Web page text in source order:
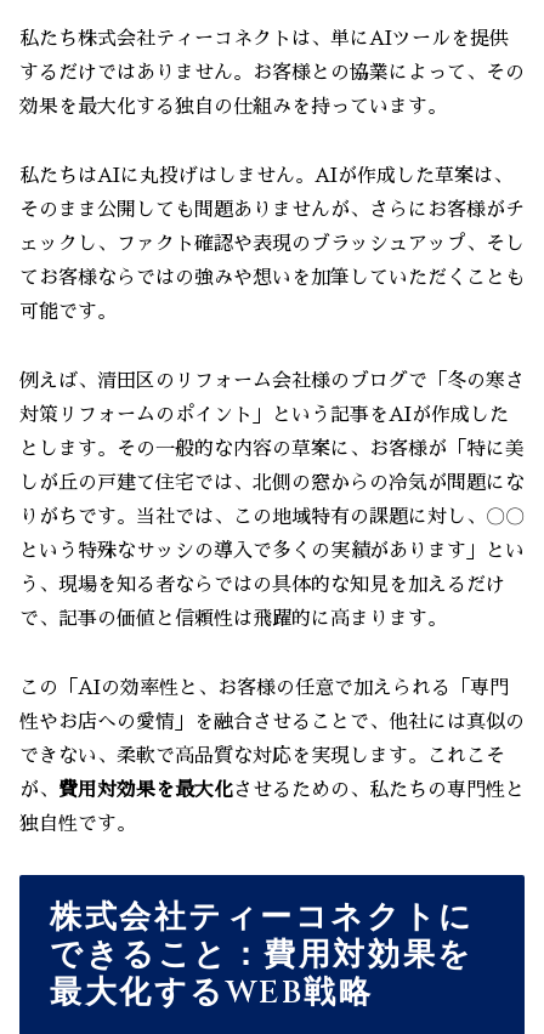
私たち株式会社ティーコネクトは、単にAIツールを提供
するだけではありません。お客様との協業によって、その
効果を最大化する独自の仕組みを持っています。
私たちはAIに丸投げはしません。AIが作成した草案は、
そのまま公開しても問題ありませんが、さらにお客様がチ
ェックし、ファクト確認や表現のブラッシュアップ、そし
てお客様ならではの強みや想いを加筆していただくことも
可能です。
例えば、清田区のリフォーム会社様のブログで「冬の寒さ
対策リフォームのポイント」という記事をAIが作成した
とします。その一般的な内容の草案に、お客様が「特に美
しが丘の戸建て住宅では、北側の窓からの冷気が問題にな
りがちです。当社では、この地域特有の課題に対し、〇〇
という特殊なサッシの導入で多くの実績があります」とい
う、現場を知る者ならではの具体的な知見を加えるだけ
で、記事の価値と信頼性は飛躍的に高まります。
この「AIの効率性と、お客様の任意で加えられる「専門
性やお店への愛情」を融合させることで、他社には真似の
できない、柔軟で高品質な対応を実現します。これこそ
が、 費用対効果を最大化させるための、私たちの専門性と
独自性です。
株式会社ティーコネクトに
できること：費用対効果を
最大化するWEB戦略